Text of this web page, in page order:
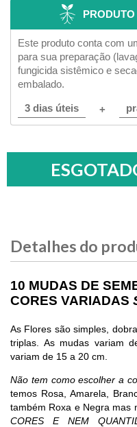
Este produto conta com
para sua preparação
fungicida sistêmico e
embalado.
3 dias úteis +
Detalhes do
10 MUDAS DE
CORES VARIADAS
As Flores são simples,
triplas. As mudas variam
variam de 15 a 20 cm.
Não tem como escolher a
temos Rosa, Amarela,
também Roxa e Negra mas
CORES E NEM